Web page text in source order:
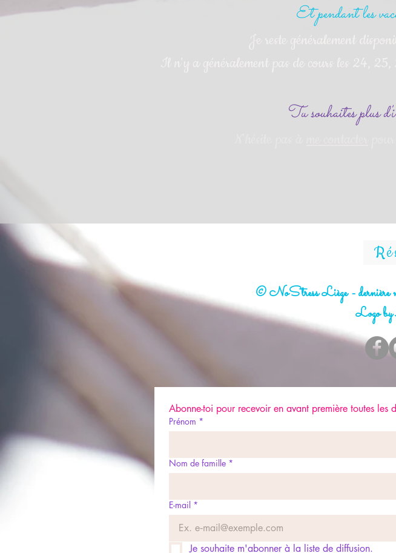
​Et pendant les
Je reste généralement
Il n'y a généralement pas de cours les 24,
Tu souhaites plus
© NoStress Liège - dernière
Logo
Abonne-toi pour recevoir en avant première toutes
Prénom *
Nom de famille *
E-mail *
Je souhaite m'abonner à la liste de diffusion.